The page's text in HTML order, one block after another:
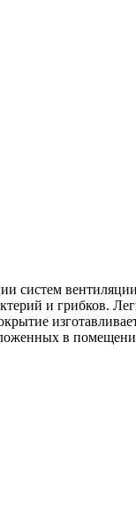
систем
и грибков.
в